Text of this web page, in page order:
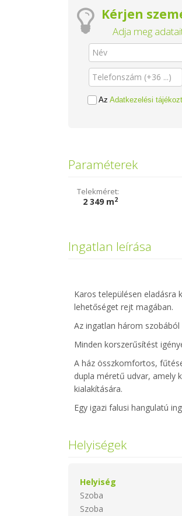
Kérjen
Adja meg
Az Adatkezelési
Paraméterek
Telekméret:
2 349 m2
Ingatlan leírása
Karos településen eladásra
lehetőséget rejt magában.
Az ingatlan három
Minden korszerűsítést
A ház összkomfortos,
dupla méretű udvar, amely
kialakítására.
Egy igazi falusi hangulatú
Helyiségek
Helyiség
Szoba
Szoba